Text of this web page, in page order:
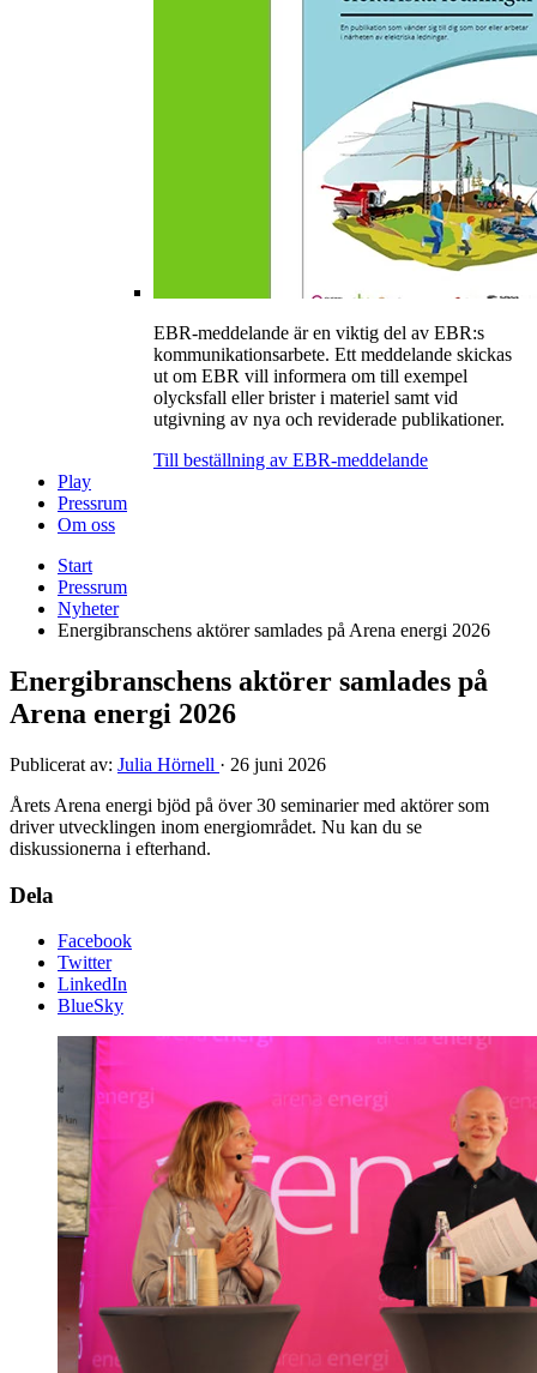
EBR-meddelande är en viktig del av EBR:s
kommunikationsarbete. Ett meddelande skickas
ut om EBR vill informera om till exempel
olycksfall eller brister i materiel samt vid
utgivning av nya och reviderade publikationer.
Till beställning av EBR-meddelande
Play
Pressrum
Om oss
Start
Pressrum
Nyheter
Energibranschens aktörer samlades på Arena energi 2026
Energibranschens aktörer samlades på
Arena energi 2026
Publicerat av: Julia Hörnell · 26 juni 2026
Årets Arena energi bjöd på över 30 seminarier med aktörer som
driver utvecklingen inom energiområdet. Nu kan du se
diskussionerna i efterhand.
Dela
Facebook
Twitter
LinkedIn
BlueSky